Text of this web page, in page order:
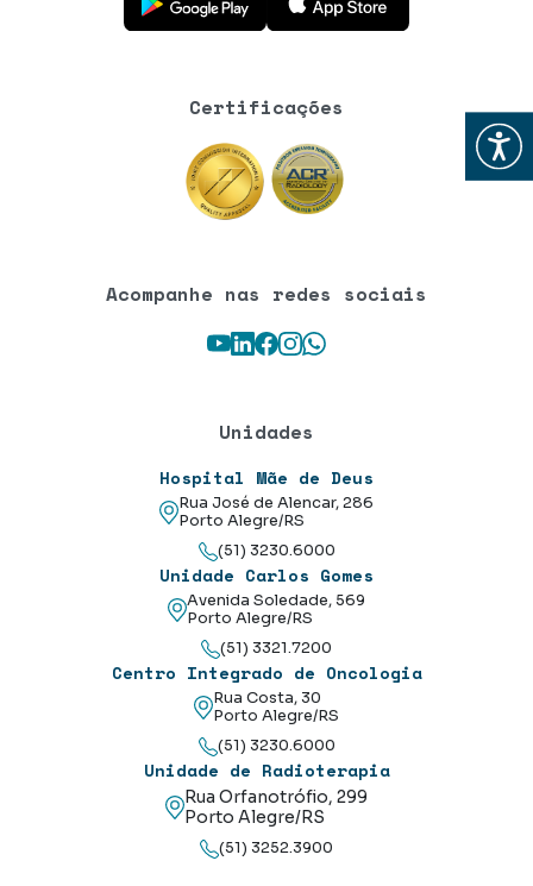
Abrir
Certificações
Acompanhe nas redes sociais
Youtube
LinkedIn
Facebook
Instagram
WhatsApp
Unidades
Hospital Mãe de Deus
Rua José de Alencar, 286
Porto Alegre/RS
(51) 3230.6000
Unidade Carlos Gomes
Avenida Soledade, 569
Porto Alegre/RS
(51) 3321.7200
Centro Integrado de Oncologia
Rua Costa, 30
Porto Alegre/RS
(51) 3230.6000
Unidade de Radioterapia
Rua Orfanotrófio, 299
Porto Alegre/RS
(51) 3252.3900